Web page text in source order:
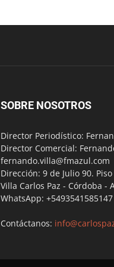
SOBRE NOSOTROS
Director Periodístico:
Director Comercial:
fernando.villa@fmazul.com
Dirección: 9 de Julio 90.
Villa Carlos Paz - Córdoba -
WhatsApp: +5493541585147
Contáctanos: